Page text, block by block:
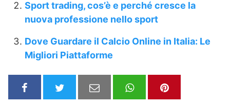
Sport trading, cos’è e perché cresce la
nuova professione nello sport
Dove Guardare il Calcio Online in Italia: Le
Migliori Piattaforme